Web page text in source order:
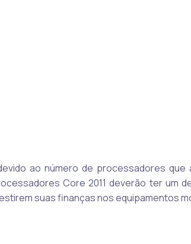
ao número de processadores que
Core 2011 deverão ter um
suas finanças nos equipamentos